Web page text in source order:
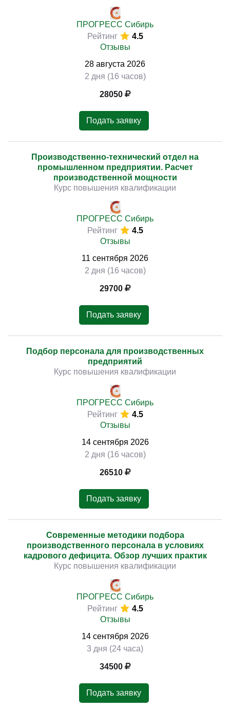
ПРОГРЕСС Сибирь
Рейтинг
4.5
Отзывы
28 августа 2026
2 дня (16 часов)
28050
Подать заявку
Производственно-технический отдел на
промышленном предприятии. Расчет
производственной мощности
Курс повышения квалификации
ПРОГРЕСС Сибирь
Рейтинг
4.5
Отзывы
11 сентября 2026
2 дня (16 часов)
29700
Подать заявку
Подбор персонала для производственных
предприятий
Курс повышения квалификации
ПРОГРЕСС Сибирь
Рейтинг
4.5
Отзывы
14 сентября 2026
2 дня (16 часов)
26510
Подать заявку
Современные методики подбора
производственного персонала в условиях
кадрового дефицита. Обзор лучших практик
Курс повышения квалификации
ПРОГРЕСС Сибирь
Рейтинг
4.5
Отзывы
14 сентября 2026
3 дня (24 часа)
34500
Подать заявку